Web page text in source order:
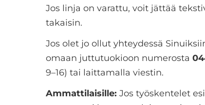
Jos linja on varattu, voit jättää
takaisin.
Jos olet jo ollut yhteydessä
omaan juttutuokioon numerosta
9–16) tai laittamalla viestin.
Ammattilaisille: Jos työskentelet